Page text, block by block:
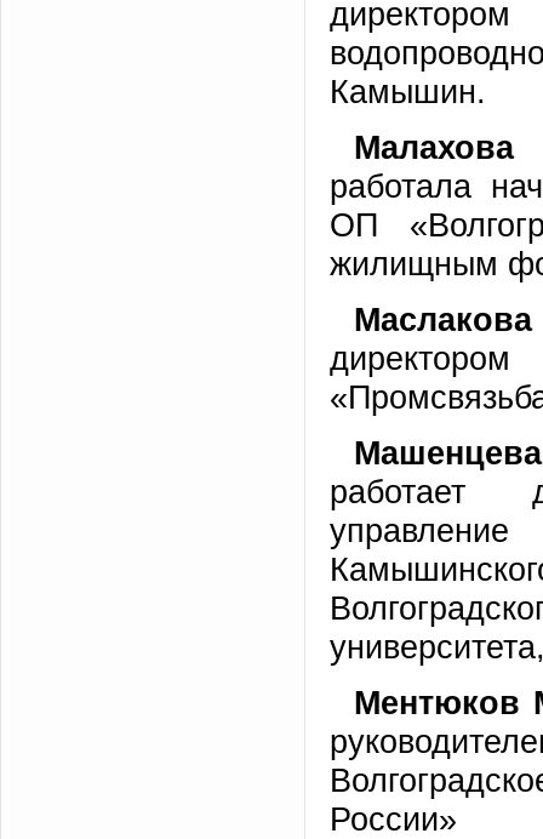
директором
Камышин.
Малахова
работала
ОП
жилищным
работает
Ментюков
России»